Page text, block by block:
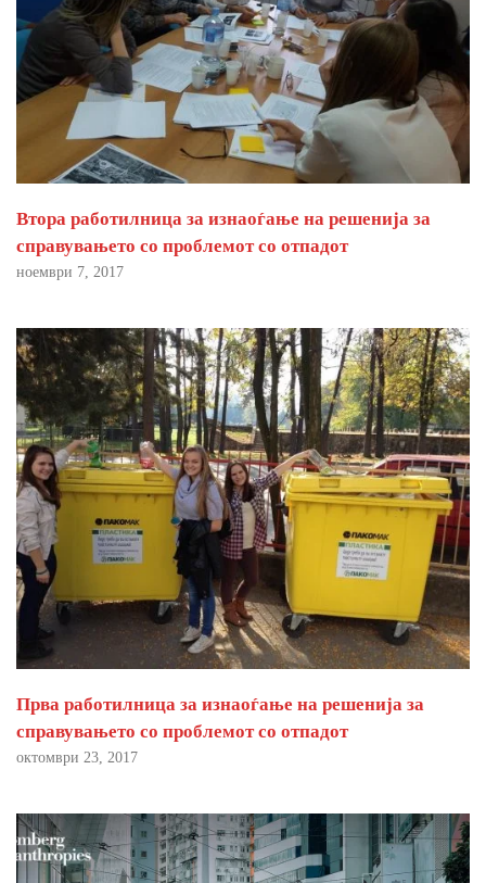
Втора работилница за изнаоѓање на решенија за
справувањето со проблемот со отпадот
ноември 7, 2017
Прва работилница за изнаоѓање на решенија за
справувањето со проблемот со отпадот
октомври 23, 2017